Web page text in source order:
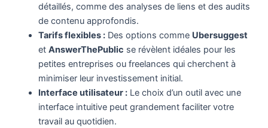
détaillés, comme des analyses de liens et des audits
de contenu approfondis.
Tarifs flexibles :Des options comme Ubersuggest
et AnswerThePublic se révèlent idéales pour les
petites entreprises ou freelances qui cherchent à
minimiser leur investissement initial.
Interface utilisateur :Le choix d’un outil avec une
interface intuitive peut grandement faciliter votre
travail au quotidien.